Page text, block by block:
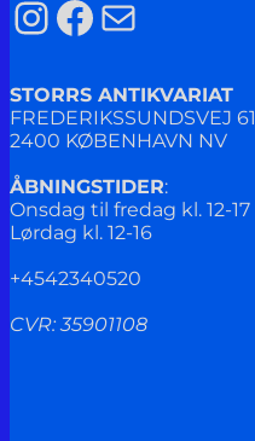
Instagram
Facebook
Mail
STORRS ANTIKVARIAT
FREDERIKSSUNDSVEJ 61
2400 KØBENHAVN NV
ÅBNINGSTIDER:
Onsdag til fredag kl. 12-17
Lørdag kl. 12-16
+4542340520
CVR: 35901108